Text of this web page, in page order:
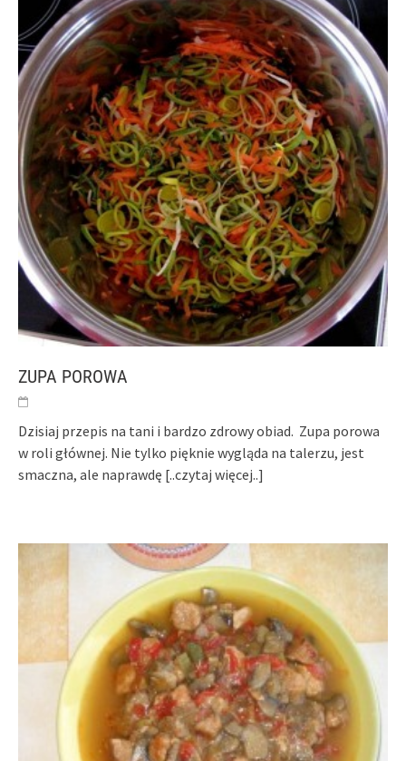
ZUPA POROWA
Dzisiaj przepis na tani i bardzo zdrowy obiad. Zupa porowa
w roli głównej. Nie tylko pięknie wygląda na talerzu, jest
smaczna, ale naprawdę [..czytaj więcej..]